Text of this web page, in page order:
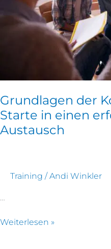
Grundlagen der
Starte in einen
Austausch
Training /Andi Winkler
…
erfolgreichen
Austausch
Weiterlesen »